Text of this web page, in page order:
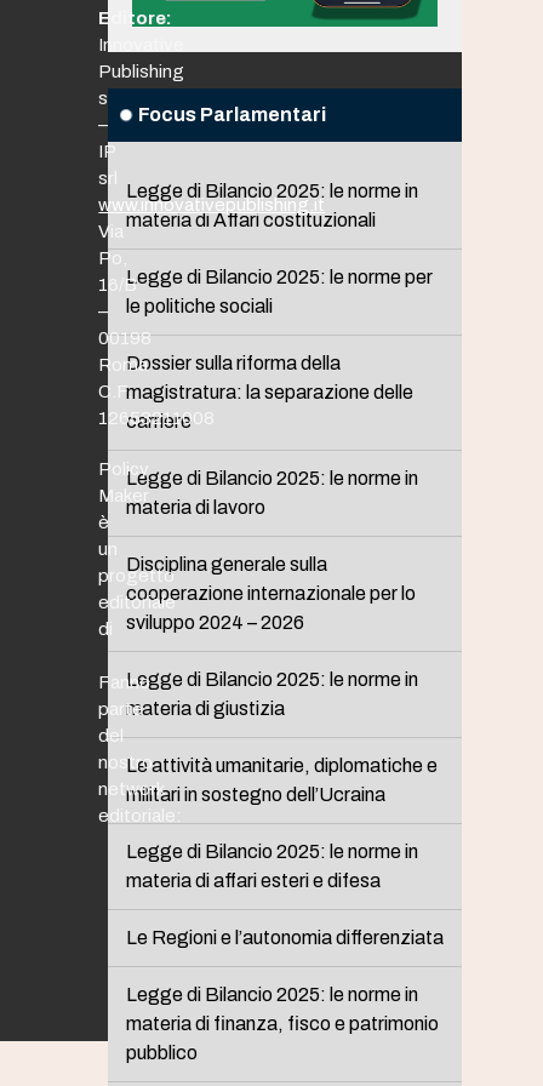
Focus Parlamentari
Legge di Bilancio 2025: le norme in
materia di Affari costituzionali
Legge di Bilancio 2025: le norme per
le politiche sociali
Dossier sulla riforma della
magistratura: la separazione delle
carriere
Legge di Bilancio 2025: le norme in
materia di lavoro
Disciplina generale sulla
cooperazione internazionale per lo
sviluppo 2024 – 2026
Legge di Bilancio 2025: le norme in
materia di giustizia
Le attività umanitarie, diplomatiche e
militari in sostegno dell’Ucraina
Legge di Bilancio 2025: le norme in
materia di affari esteri e difesa
Le Regioni e l’autonomia differenziata
Legge di Bilancio 2025: le norme in
materia di finanza, fisco e patrimonio
pubblico
Editore:
Innovative
Publishing
srl
–
IP
srl
www.innovativepublishing.it
Via
Po,
16/B
–
00198
Roma
C.F.
12653211008
Policy
Maker
è
un
progetto
editoriale
di
Fanno
parte
del
nostro
network
editoriale: